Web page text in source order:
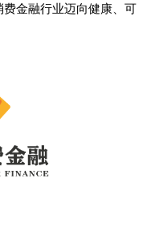
金融行业迈向健康、可